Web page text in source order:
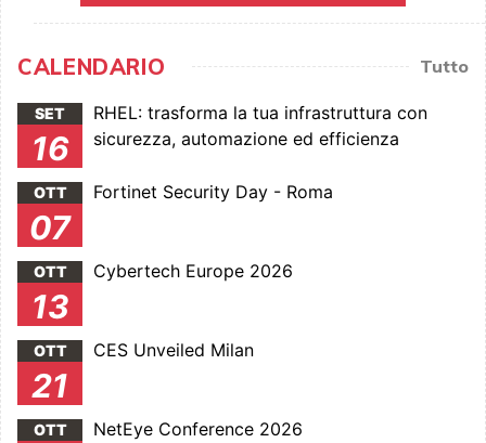
CALENDARIO Tutto
SET
16
RHEL: trasforma la tua infrastruttura con
sicurezza, automazione ed efficienza
OTT
07
Fortinet Security Day - Roma
OTT
13
Cybertech Europe 2026
OTT
21
CES Unveiled Milan
OTT NetEye Conference 2026